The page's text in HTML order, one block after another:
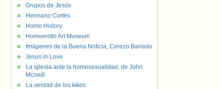
Grupos de Jesús
Hermano Cortés
Homo History
Homoerotic Art Museum
Imágenes de la Buena Noticia, Cerezo Barredo
Jesús in Love
La iglesia ante la homosexualidad, de John
Mcneill
La verdad de los kikos